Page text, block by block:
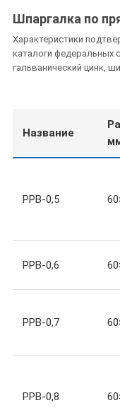
Шпаргалка по
Характеристики
каталоги федеральных
гальванический цинк,
Название
PPB-0,5
PPB-0,6
PPB-0,7
PPB-0,8